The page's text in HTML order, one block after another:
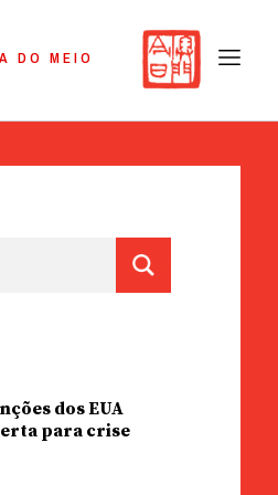
DO MEIO
dos EUA
para crise